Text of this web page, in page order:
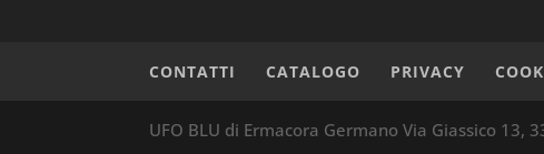
CONTATTI CATALOGO PRIVACY
UFO BLU di Ermacora Germano Via Giassico 13,